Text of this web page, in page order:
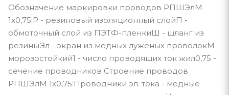
Обозначение маркировки проводов РПШЭлМ
1х0,75:Р - резиновый изоляционный слойП -
обмоточный слой из ПЭТФ-пленкиШ - шланг из
резиныЭл - экран из медных луженых проволокМ -
морозостойкий1 - число проводящих ток жил0,75 -
сечение проводников Строение проводов
РПШЭлМ 1х0,75:Проводники эл. тока - медные